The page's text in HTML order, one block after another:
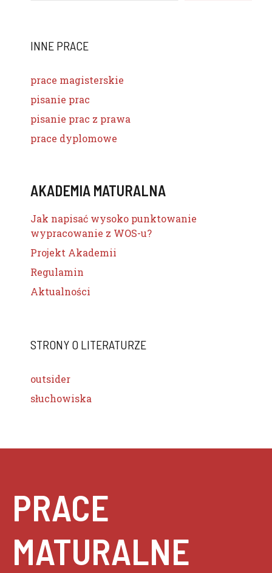
INNE PRACE
prace magisterskie
pisanie prac
pisanie prac z prawa
prace dyplomowe
AKADEMIA MATURALNA
Jak napisać wysoko punktowanie
wypracowanie z WOS-u?
Projekt Akademii
Regulamin
Aktualności
STRONY O LITERATURZE
outsider
słuchowiska
PRACE
MATURALNE